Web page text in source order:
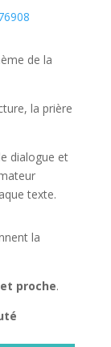
de la
la prière
dialogue et
texte.
la
proche.